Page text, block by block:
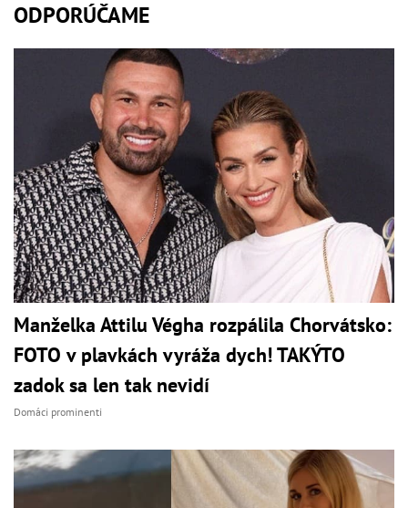
ODPORÚČAME
Manželka Attilu Végha rozpálila Chorvátsko:
FOTO v plavkách vyráža dych! TAKÝTO
zadok sa len tak nevidí
Domáci prominenti